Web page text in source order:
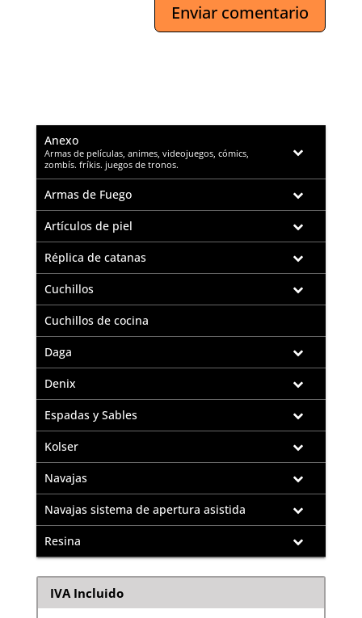
Anexo
–
Armas de películas, animes, videojuegos, cómics,
zombís. fríkis. juegos de tronos.
Armas de Fuego
Artículos de piel
Réplica de catanas
Cuchillos
Cuchillos de cocina
Daga
Denix
Espadas y Sables
Kolser
Navajas
Navajas sistema de apertura asistida
Resina
IVA Incluido